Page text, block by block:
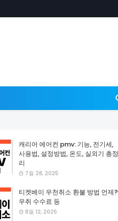
캐리어 에어컨 pmv: 기능, 전기세,
사용법, 설정방법, 온도, 실외기 총정
리
7월 28, 2025
티켓베이 우천취소 환불 방법 언제?
우취 수수료 등
8월 12, 2025